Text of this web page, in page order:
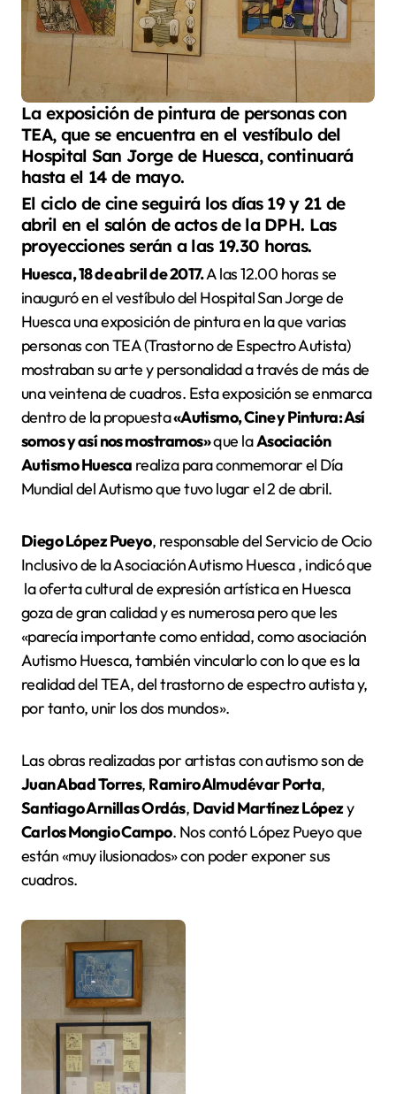
La exposición de pintura de personas con
TEA, que se encuentra en el vestíbulo del
Hospital San Jorge de Huesca, continuará
hasta el 14 de mayo.
El ciclo de cine seguirá los días 19 y 21 de
abril en el salón de actos de la DPH. Las
proyecciones serán a las 19.30 horas.
Huesca, 18 de abril de 2017.A las 12.00 horas se
inauguró en el vestíbulo del Hospital San Jorge de
Huesca una exposición de pintura en la que varias
personas con TEA (Trastorno de Espectro Autista)
mostraban su arte y personalidad a través de más de
una veintena de cuadros. Esta exposición se enmarca
dentro de la propuesta«Autismo, Cine y Pintura: Así
somos y así nos mostramos»que laAsociación
Autismo Huesca realiza para conmemorar el Día
Mundial del Autismo que tuvo lugar el 2 de abril.
Diego López Pueyo, responsable del Servicio de Ocio
Inclusivo de la Asociación Autismo Huesca , indicó que
la oferta cultural de expresión artística en Huesca
goza de gran calidad y es numerosa pero que les
«parecía importante como entidad, como asociación
Autismo Huesca, también vincularlo con lo que es la
realidad del TEA, del trastorno de espectro autista y,
por tanto, unir los dos mundos».
Las obras realizadas por artistas con autismo son de
Juan Abad Torres, Ramiro Almudévar Porta,
Santiago Arnillas Ordás, David Martínez Lópezy
Carlos Mongio Campo. Nos contó López Pueyo que
están «muy ilusionados» con poder exponer sus
cuadros.